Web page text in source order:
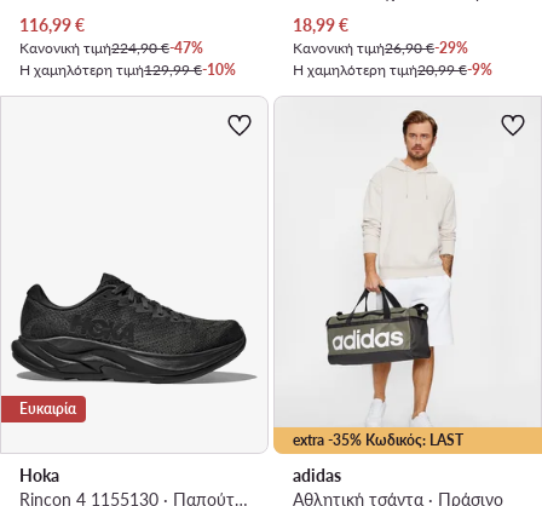
Τρέχουσα τιμή
116,99€
Κανονική τιμή224,90 €-47%
Η χαμηλότερη τιμή129,99 €-10%
Τρέχουσα τιμή
18,99€
Κανονική τιμή26,90 €-29%
Η χαμηλότερη τιμή20,99 €-9%
Ευκαιρία
Hoka
Rincon 4 1155130 · Παπούτσια για Τρέξιμο
extra -35% Κωδικός: LAST
adidas
Αθλητική τσάντα · Πράσινο